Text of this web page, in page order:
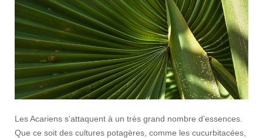
Les Acariens s’attaquent à un très grand nombre d’essences.
Que ce soit des cultures potagères, comme les cucurbitacées,